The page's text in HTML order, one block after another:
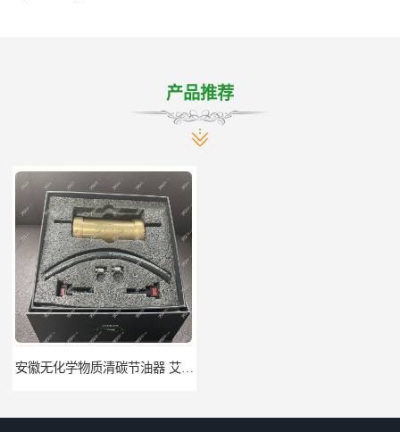
产品推荐
安徽无化学物质清碳节油器 艾速特EXOTE清碳节油器 节省燃油消耗